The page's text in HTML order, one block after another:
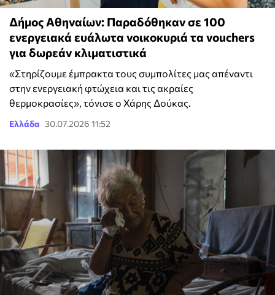
Δήμος Αθηναίων: Παραδόθηκαν σε 100
ενεργειακά ευάλωτα νοικοκυριά τα vouchers
για δωρεάν κλιματιστικά
«Στηρίζουμε έμπρακτα τους συμπολίτες μας απέναντι
στην ενεργειακή φτώχεια και τις ακραίες
θερμοκρασίες», τόνισε ο Χάρης Δούκας.
Ελλάδα 30.07.2026 11:52